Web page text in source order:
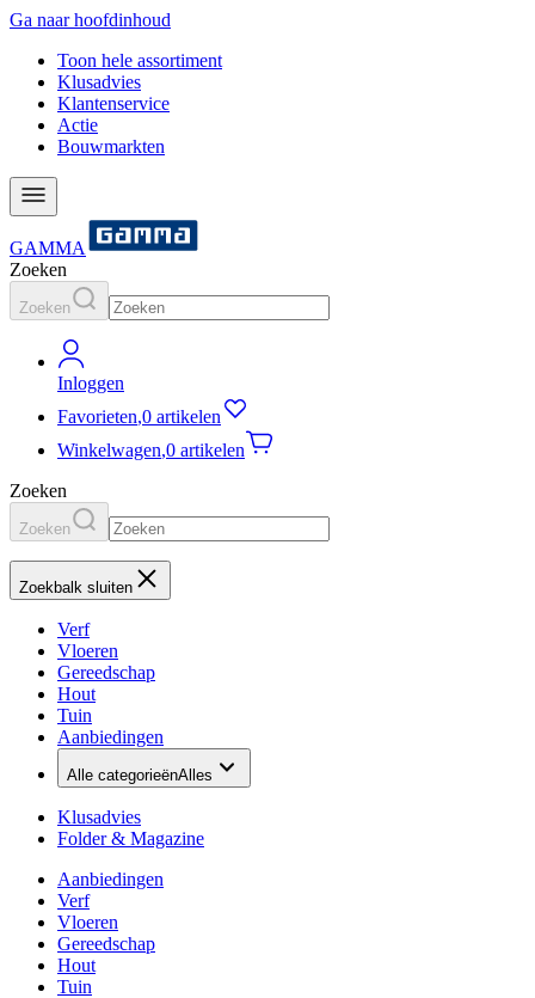
Ga naar hoofdinhoud
Toon hele assortiment
Klusadvies
Klantenservice
Actie
Bouwmarkten
GAMMA
Zoeken
Zoeken
Inloggen
Favorieten,0 artikelen
Winkelwagen,0 artikelen
Zoeken
Zoeken
Zoekbalk sluiten
Verf
Vloeren
Gereedschap
Hout
Tuin
Aanbiedingen
Alle categorieënAlles
Klusadvies
Folder & Magazine
Aanbiedingen
Verf
Vloeren
Gereedschap
Hout
Tuin